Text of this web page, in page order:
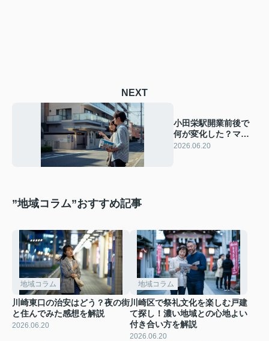
NEXT
小田栄駅開業前後で
何が変化した？マン
ション相場の比較と
2026.06.20
”地域コラム”おすすめ記事
地域コラム
川崎東口の治安はどう？夜の街
と住んでみた感想を解説
2026.06.20
地域コラム
川崎区で祭礼文化を楽しむ戸建
て探し！濃い地域との心地よい
付き合い方を解説
2026.06.20